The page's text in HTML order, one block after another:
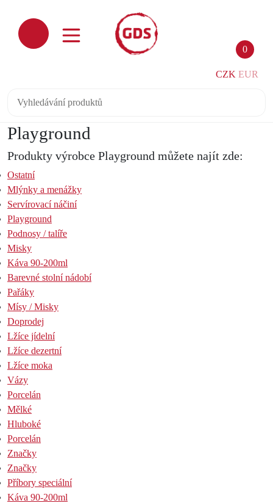
0
CZK EUR
Playground
Produkty výrobce Playground můžete najít zde:
Ostatní
Mlýnky a menážky
Servírovací náčiní
Playground
Podnosy / talíře
Misky
Káva 90-200ml
Barevné stolní nádobí
Pařáky
Mísy / Misky
Doprodej
Lžíce jídelní
Lžíce dezertní
Lžíce moka
Vázy
Porcelán
Mělké
Hluboké
Porcelán
Značky
Značky
Příbory speciální
Káva 90-200ml